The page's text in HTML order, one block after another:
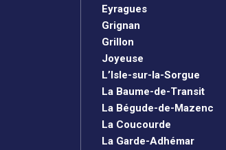
Eyragues
Grignan
Grillon
Joyeuse
L’Isle-sur-la-Sorgue
La Baume-de-Transit
La Bégude-de-Mazenc
La Coucourde
La Garde-Adhémar